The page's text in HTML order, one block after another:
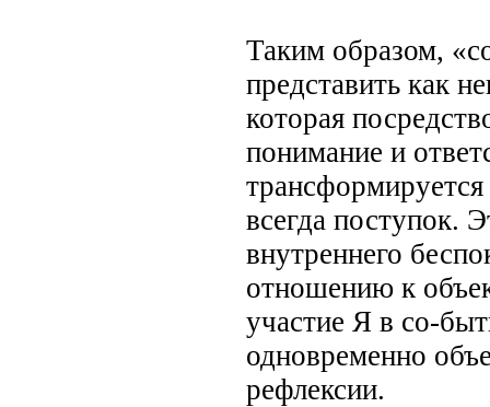
Таким образом,
представить как
которая
понимание и
всегда поступок.
внутреннего
отношению к
участие Я в со-
одновременно
рефлексии.